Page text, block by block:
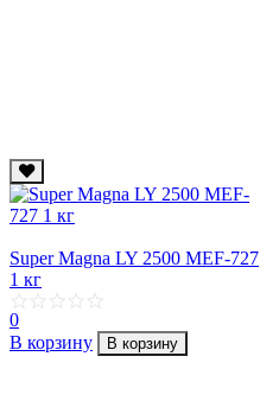
Super Magna LY 2500 MEF-727
1 кг
0
В корзину
В корзину